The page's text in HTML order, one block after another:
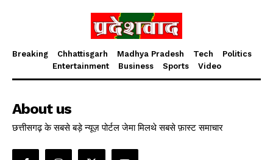
Breaking Chhattisgarh Madhya Pradesh Tech
Politics
Entertainment
Business Sports Video
About us
छत्तीसगढ़ के सबसे बड़े न्यूज़ पोर्टल जेमा मिलथे सबसे फ़ास्ट समाचार